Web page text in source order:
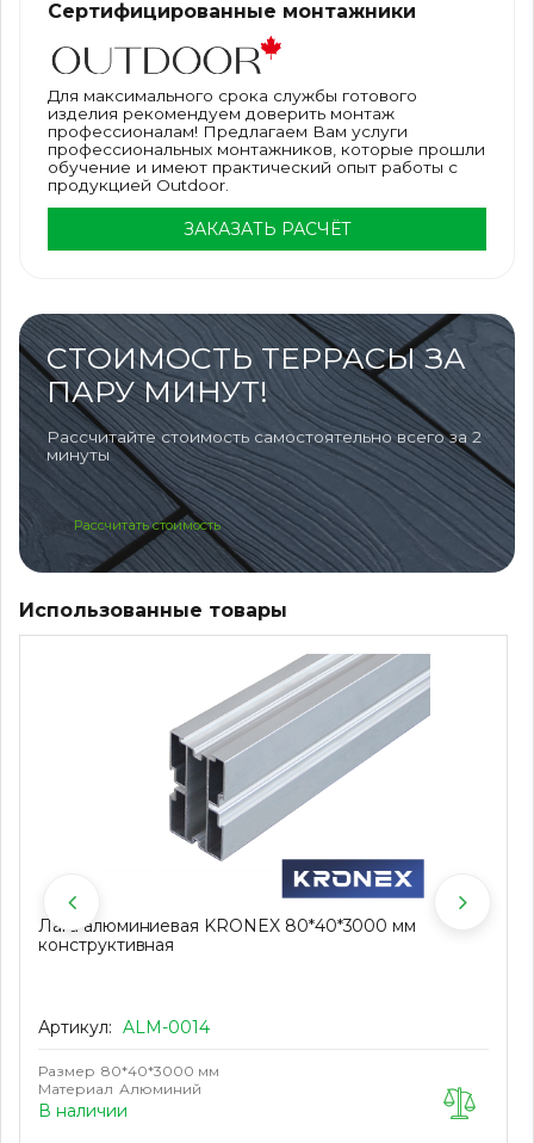
Сертифицированные монтажники
Для максимального срока службы готового
изделия рекомендуем доверить монтаж
профессионалам! Предлагаем Вам услуги
профессиональных монтажников, которые прошли
обучение и имеют практический опыт работы с
продукцией Outdoor.
ЗАКАЗАТЬ РАСЧЁТ
СТОИМОСТЬ ТЕРРАСЫ ЗА
ПАРУ МИНУТ!
Рассчитайте стоимость самостоятельно всего за 2
минуты
Рассчитать стоимость
Использованные товары
Лага алюминиевая KRONEX 80*40*3000 мм
конструктивная
Артикул: ALM-0014
Размер 80*40*3000 мм
Материал Алюминий
В наличии